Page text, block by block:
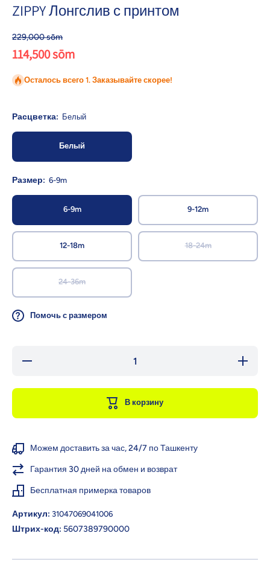
ZIPPY Лонгслив с принтом
229,000 sōm
114,500 sōm
Осталось всего 1. Заказывайте скорее!
Расцветка: Белый
Белый
Размер: 6-9m
6-9m 9-12m
12-18m 18-24m
24-36m
Помочь с размером
Уменьшить
В корзину
Можем доставить за час, 24/7 по Ташкенту
Гарантия 30 дней на обмен и возврат
Бесплатная примерка товаров
Артикул: 31047069041006
Штрих-код: 5607389790000